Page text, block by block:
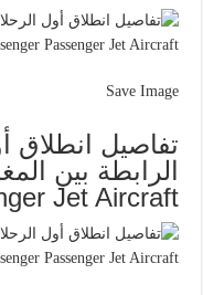
Save Image
تفاصيل انطلاق
الرابطة بين
Jet Aircraft